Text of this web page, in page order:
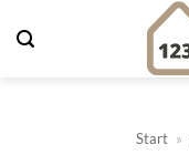
Inhalt
Start »